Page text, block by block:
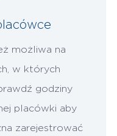
możliwa na
w których
godziny
placówki aby
zarejestrować